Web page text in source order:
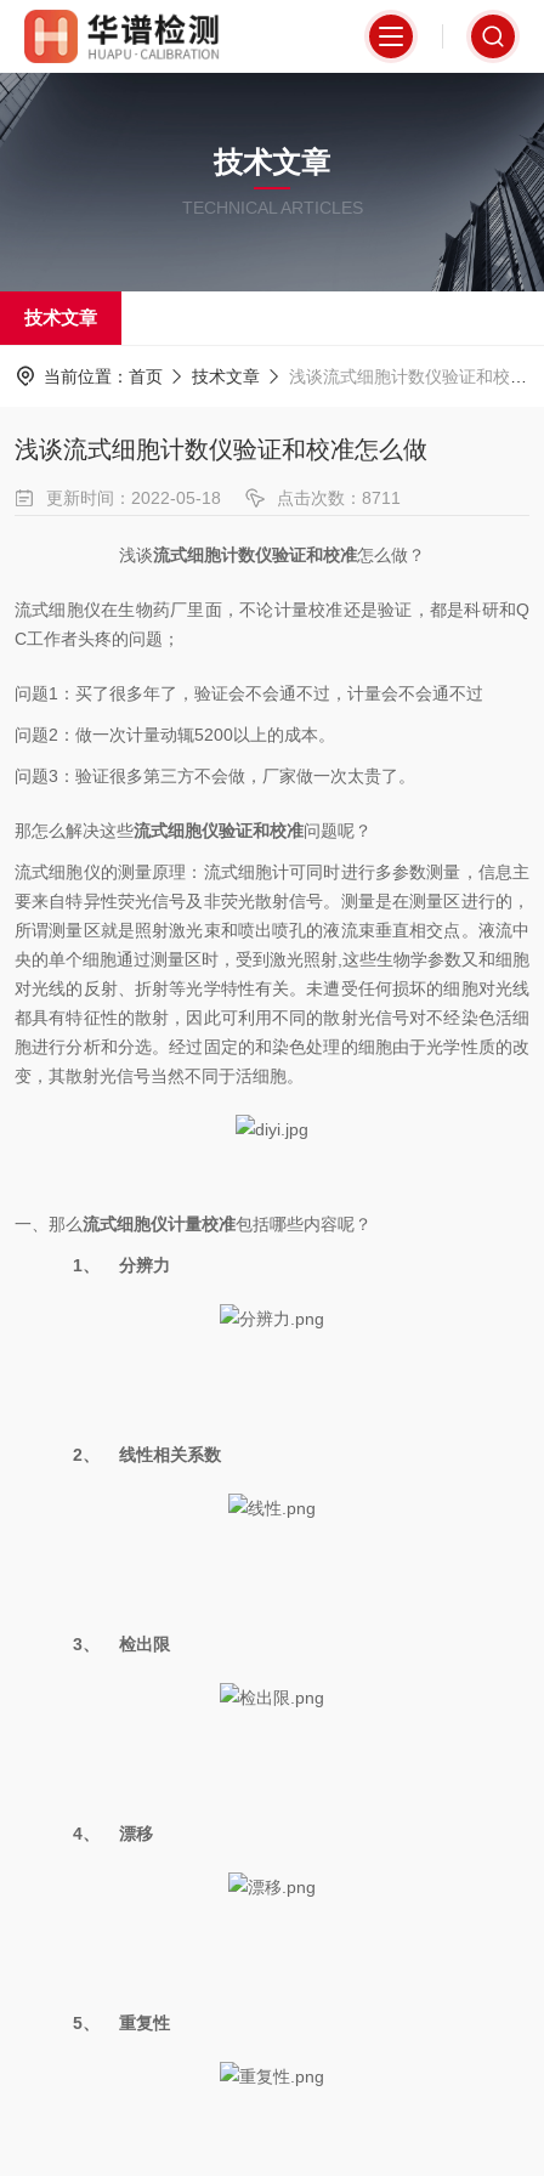
技术文章
TECHNICAL ARTICLES
技术文章
当前位置： 首页 技术文章 浅谈流式细胞计数仪验证和校准怎么做
浅谈流式细胞计数仪验证和校准怎么做
更新时间：2022-05-18 点击次数：8711
浅谈流式细胞计数仪验证和校准怎么做？
流式细胞仪在生物药厂里面，不论计量校准还是验证，都是科研和Q
C工作者头疼的问题；
问题1 ：买了很多年了，验证会不会通不过，计量会不会通不过
问题2 ：做一次计量动辄5200以上的成本。
问题3 ：验证很多第三方不会做，厂家做一次太贵了。
那怎么解决这些流式细胞仪验证和校准问题呢？
流式细胞仪的测量原理：流式细胞计可同时进行多参数测量，信息主
要来自特异性荧光信号及非荧光散射信号。测量是在测量区进行的，
所谓测量区就是照射激光束和喷出喷孔的液流束垂直相交点。液流中
央的单个细胞通过测量区时，受到激光照射 这些生物学参数又和细胞
对光线的反射、折射等光学特性有关。未遭受任何损坏的细胞对光线
都具有特征性的散射，因此可利用不同的散射光信号对不经染色活细
胞进行分析和分选。经过固定的和染色处理的细胞由于光学性质的改
变，其散射光信号当然不同于活细胞。
一、那么流式细胞仪计量校准包括哪些内容呢？
1、 分辨力
2、 线性相关系数
3、 检出限
4、 漂移
5、 重复性